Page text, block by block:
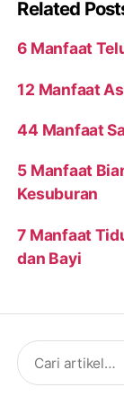
Related
6 Manfaat
12 Manfaat
44 Manfaat
5 Manfaat
Kesuburan
7 Manfaat
dan Bayi
Search
for: